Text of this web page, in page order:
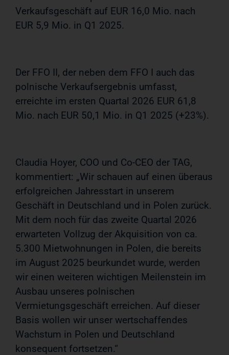
Verkaufsgeschäft auf EUR 16,0 Mio. nach
EUR 5,9 Mio. in Q1 2025.
Der FFO II, der neben dem FFO I auch das
polnische Verkaufsergebnis umfasst,
erreichte im ersten Quartal 2026 EUR 61,8
Mio. nach EUR 50,1 Mio. in Q1 2025 (+23%).
Claudia Hoyer, COO und Co-CEO der TAG,
kommentiert: „Wir schauen auf einen überaus
erfolgreichen Jahresstart in unserem
Geschäft in Deutschland und in Polen zurück.
Mit dem noch für das zweite Quartal 2026
erwarteten Vollzug der Akquisition von ca.
5.300 Mietwohnungen in Polen, die bereits
im August 2025 beurkundet wurde, werden
wir einen weiteren wichtigen Meilenstein im
Ausbau unseres polnischen
Vermietungsgeschäft erreichen. Auf dieser
Basis wollen wir unser wertschaffendes
Wachstum in Polen und Deutschland
konsequent fortsetzen.“